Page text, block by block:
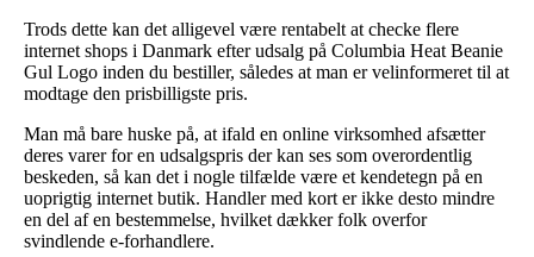
Trods dette kan det alligevel være rentabelt at checke flere
internet shops i Danmark efter udsalg på Columbia Heat Beanie
Gul Logo inden du bestiller, således at man er velinformeret til at
modtage den prisbilligste pris.
Man må bare huske på, at ifald en online virksomhed afsætter
deres varer for en udsalgspris der kan ses som overordentlig
beskeden, så kan det i nogle tilfælde være et kendetegn på en
uoprigtig internet butik. Handler med kort er ikke desto mindre
en del af en bestemmelse, hvilket dækker folk overfor
svindlende e-forhandlere.